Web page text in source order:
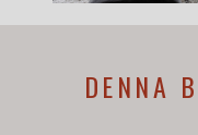
DENNA